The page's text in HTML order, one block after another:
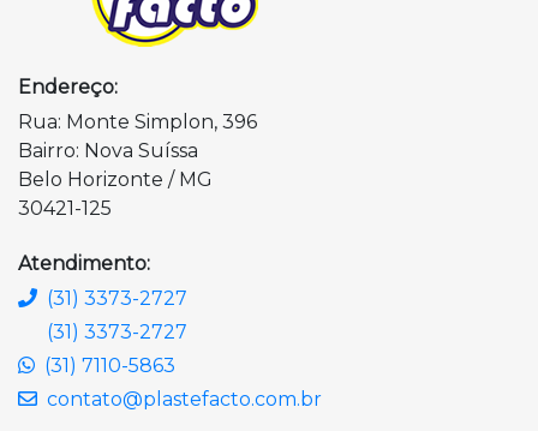
Endereço:
Rua: Monte Simplon, 396
Bairro: Nova Suíssa
Belo Horizonte / MG
30421-125
Atendimento:
(31) 3373-2727
(31) 3373-2727
(31) 7110-5863
contato@plastefacto.com.br